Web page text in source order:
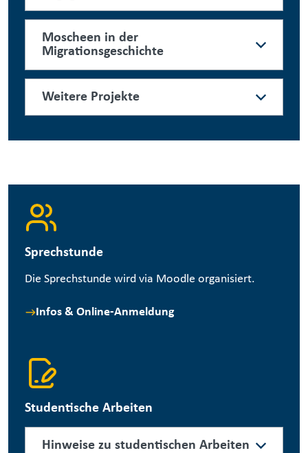
Moscheen in der
Migrationsgeschichte
Weitere Projekte
Sprechstunde
Die Sprechstunde wird via Moodle organisiert.
Infos & Online-Anmeldung
Studentische Arbeiten
Hinweise zu studentischen Arbeiten